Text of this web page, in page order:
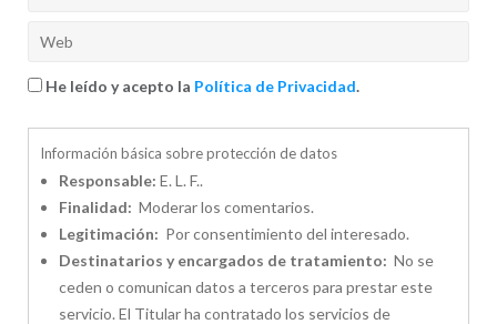
He leído y acepto la Política de Privacidad.
Información básica sobre protección de datos
Responsable: E. L. F..
Finalidad: Moderar los comentarios.
Legitimación: Por consentimiento del interesado.
Destinatarios y encargados de tratamiento: No se
ceden o comunican datos a terceros para prestar este
servicio. El Titular ha contratado los servicios de